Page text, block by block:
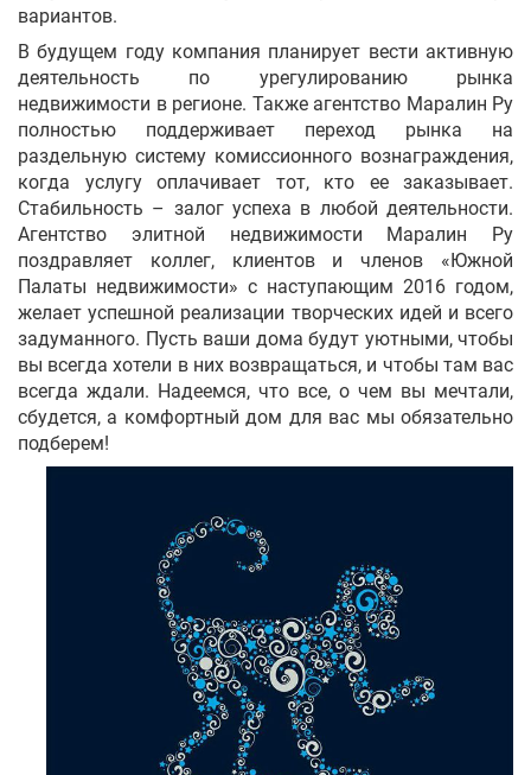
вариантов.
В будущем году компания планирует вести активную
деятельность по урегулированию рынка
недвижимости в регионе. Также агентство Маралин Ру
полностью поддерживает переход рынка на
раздельную систему комиссионного вознаграждения,
когда услугу оплачивает тот, кто ее заказывает.
Стабильность – залог успеха в любой деятельности.
Агентство элитной недвижимости Маралин Ру
поздравляет коллег, клиентов и членов «Южной
Палаты недвижимости» с наступающим 2016 годом,
желает успешной реализации творческих идей и всего
задуманного. Пусть ваши дома будут уютными, чтобы
вы всегда хотели в них возвращаться, и чтобы там вас
всегда ждали. Надеемся, что все, о чем вы мечтали,
сбудется, а комфортный дом для вас мы обязательно
подберем!